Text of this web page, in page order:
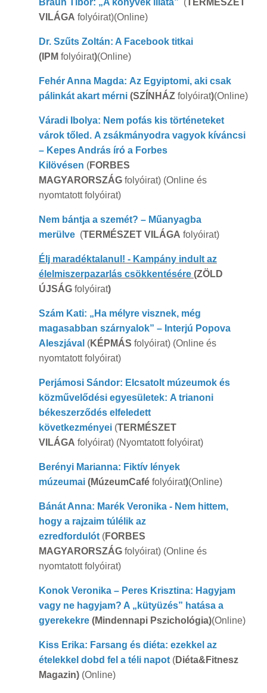
VILÁGA folyóirat)(Online)
Dr. Szűts Zoltán: A Facebook titkai
(IPM folyóirat)(Online)
Fehér Anna Magda: Az Egyiptomi, aki csak
pálinkát akart mérni (SZÍNHÁZ folyóirat)(Online)
Váradi Ibolya: Nem pofás kis történeteket
várok tőled. A zsákmányodra vagyok kíváncsi
– Kepes András író a Forbes
Kilövésen (FORBES
MAGYARORSZÁGfolyóirat) (Online és
nyomtatott folyóirat)
Nem bántja a szemét? – Műanyagba
merülve (TERMÉSZET VILÁGA folyóirat)
Élj maradéktalanul! - Kampány indult az
élelmiszerpazarlás csökkentésére (ZÖLD
ÚJSÁG folyóirat)
Szám Kati: „Ha mélyre visznek, még
magasabban szárnyalok” – Interjú Popova
Aleszjával (KÉPMÁS folyóirat) (Online és
nyomtatott folyóirat)
Perjámosi Sándor: Elcsatolt múzeumok és
közművelődési egyesületek: A trianoni
békeszerződés elfeledett
következményei (TERMÉSZET
VILÁGA folyóirat) (Nyomtatott folyóirat)
Berényi Marianna: Fiktív lények
múzeumai(MúzeumCafé folyóirat)(Online)
Bánát Anna: Marék Veronika - Nem hittem,
hogy a rajzaim túlélik az
ezredfordulót (FORBES
MAGYARORSZÁGfolyóirat) (Online és
nyomtatott folyóirat)
Konok Veronika – Peres Krisztina: Hagyjam
vagy ne hagyjam? A „kütyüzés” hatása a
gyerekekre (Mindennapi Pszichológia)(Online)
Kiss Erika: Farsang és diéta: ezekkel az
ételekkel dobd fel a téli napot (Diéta&Fitnesz
Magazin) (Online)